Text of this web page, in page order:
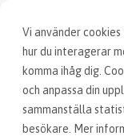
Vi använder
hur du interagerar
komma ihåg dig.
och anpassa din
sammanställa
besökare. Mer
BLOGG